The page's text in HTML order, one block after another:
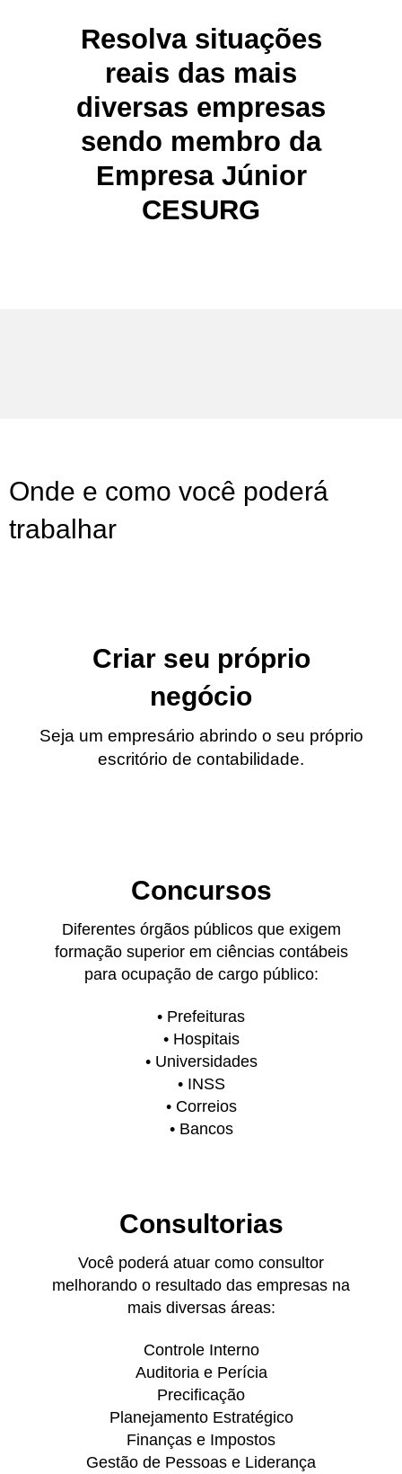
Resolvasituações
reais das mais
diversas empresas
sendo membro da
Empresa Júnior
CESURG
Onde e como você poderá
trabalhar
Criar seu próprio
negócio
Seja um empresário abrindo o seu próprio
escritório de contabilidade.
Concursos
Diferentes órgãos públicos que exigem
formação superior em ciências contábeis
para ocupação de cargo público:
• Prefeituras
• Hospitais
• Universidades
• INSS
• Correios
• Bancos
Consultorias
Você poderá atuar como consultor
melhorando o resultado das empresas na
mais diversas áreas:
Controle Interno
Auditoria e Perícia
Precificação
Planejamento Estratégico
Finanças e Impostos
Gestão de Pessoas e Liderança